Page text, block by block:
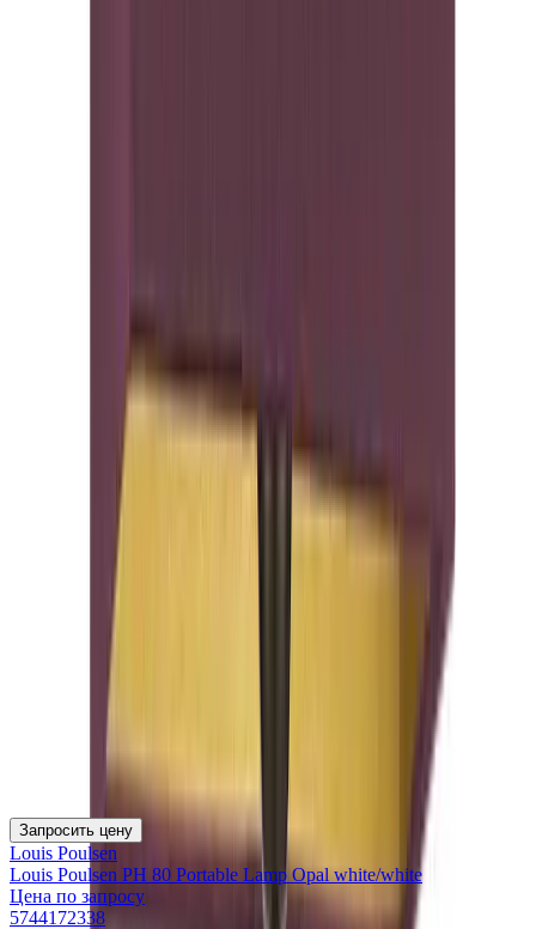
Запросить цену
Louis Poulsen
Louis Poulsen PH 80 Portable Lamp Opal white/white
Цена по запросу
5744172338